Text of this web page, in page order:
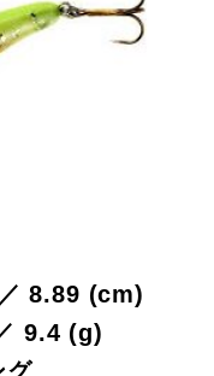
8.89 (cm)
9.4 (g)